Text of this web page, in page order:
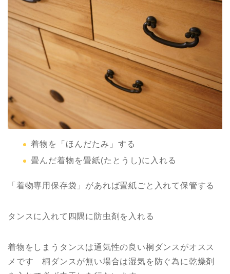
着物を「ほんだたみ」する
畳んだ着物を畳紙(たとうし)に入れる
「着物専用保存袋」があれば畳紙ごと入れて保管する
タンスに入れて四隅に防虫剤を入れる
着物をしまうタンスは通気性の良い桐ダンスがオスス
メです 桐ダンスが無い場合は湿気を防ぐ為に乾燥剤